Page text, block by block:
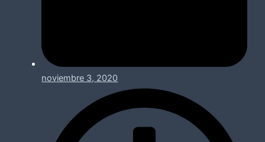
noviembre 3, 2020